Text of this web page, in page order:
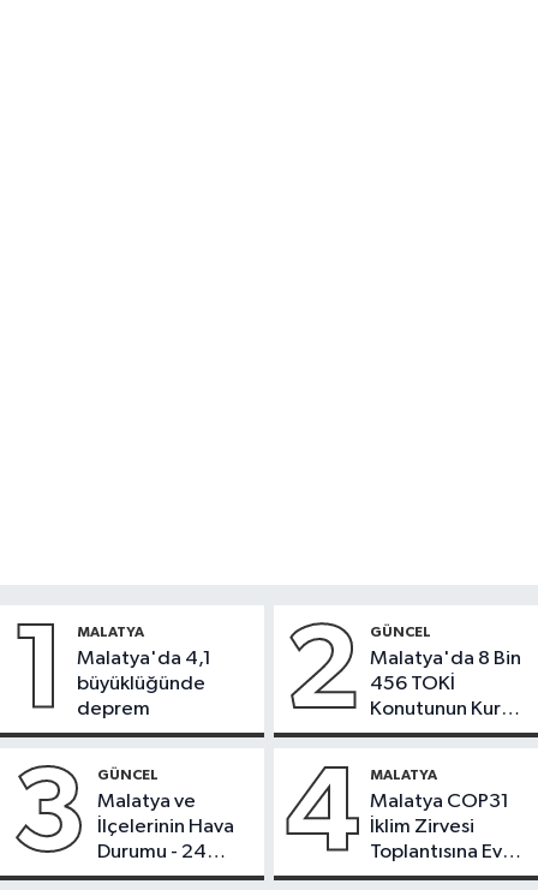
1 MALATYA
Malatya'da 4,1
büyüklüğünde
deprem
2 GÜNCEL
Malatya'da 8 Bin
456 TOKİ
Konutunun Kurası
Bugün Çekiliyor
3 GÜNCEL
Malatya ve
İlçelerinin Hava
Durumu - 24
Temmuz 2026
4 MALATYA
Malatya COP31
İklim Zirvesi
Toplantısına Ev
Sahipliği Yaptı